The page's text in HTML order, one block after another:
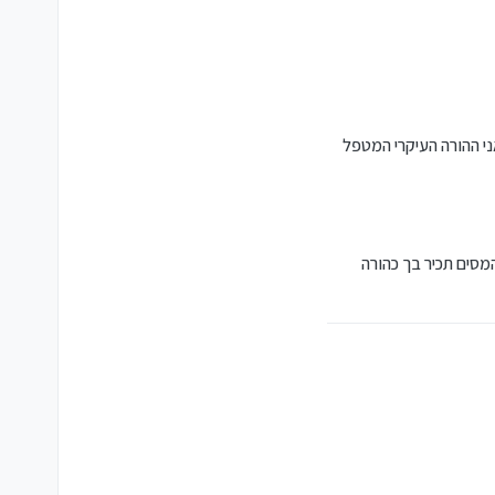
מתחת לגיל 18. פעוט אחד מתחת לגיל 3. ילד נכה אחד שאני ההורה העיקרי המטפל
תכיר בך כהורה